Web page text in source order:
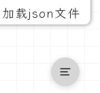
加载json文件